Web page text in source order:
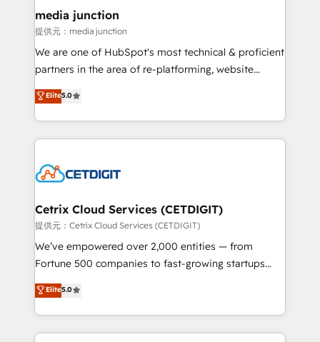
Mexico, USA, and Portugal—we've executed over a
hundred successful operations. Our approach,
rooted in RevOps principles, integrates analysis,
training, planning, and qualification. Leveraging
inbound marketing tactics, we focus on
understanding, nurturing, and converting leads.
competitive market.
media junction
提供元：media junction
We are one of HubSpot's most technical & proficient
partners in the area of re-platforming, website
design & development. We specialize in multi-hub
implementations for mid-market & enterprise
companies. We are woman-owned, powered by
coffee, and we ❤️ dogs. We produce award-winning
Impact Award 🏆2022 Technical Expertise Impact
Award 🏆2020 Elite Solutions Partner 🏆2019
Integrations HubSpot Impact Award 🏆2019
Marketing Enablement HubSpot Impact Award 🏆
2018 Website Design HubSpot Impact Award 🏆2017
Growth-Driven Design Agency of the Year 🏆2016
Sales Enablement HubSpot Impact Award 🏆2015
Elite5.0
Cetrix Cloud Services (CETDIGIT)
提供元：Cetrix Cloud Services (CETDIGIT)
We’ve empowered over 2,000 entities — from
Fortune 500 companies to fast-growing startups
and nonprofits — to streamline operations, scale
revenue, and unlock the full potential of HubSpot.
With deep technical and industry expertise, we fuse
automation, integration, and AI innovation to deliver
Elite5.0